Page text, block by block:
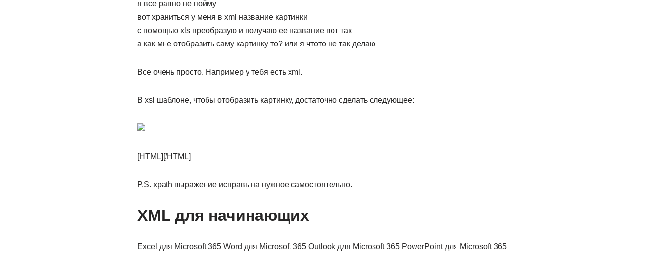
я все равно не пойму
вот храниться у меня в xml название картинки
с помощью xls преобразую и получаю ее название вот так
а как мне отобразить саму картинку то? или я чтото не так делаю
Все очень просто. Например у тебя есть xml.
В xsl шаблоне, чтобы отобразить картинку, достаточно сделать следующее:
[HTML][/HTML]
P.S. xpath выражение исправь на нужное самостоятельно.
XML для начинающих
Excel для Microsoft 365 Word для Microsoft 365 Outlook для Microsoft 365 PowerPoint для Microsoft 365